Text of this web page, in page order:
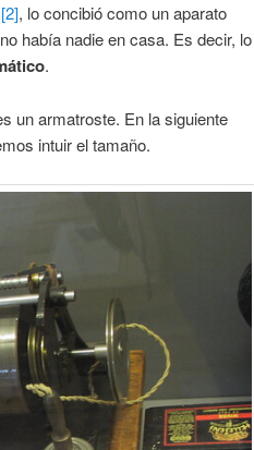
[2], lo concibió como un aparato
había nadie en casa. Es decir, lo
.
un armatroste. En la siguiente
intuir el tamaño.